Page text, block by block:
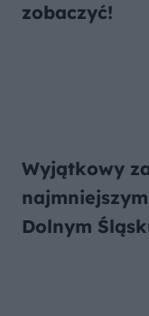
zobaczyć!
Wyjątkowy
Dolnym